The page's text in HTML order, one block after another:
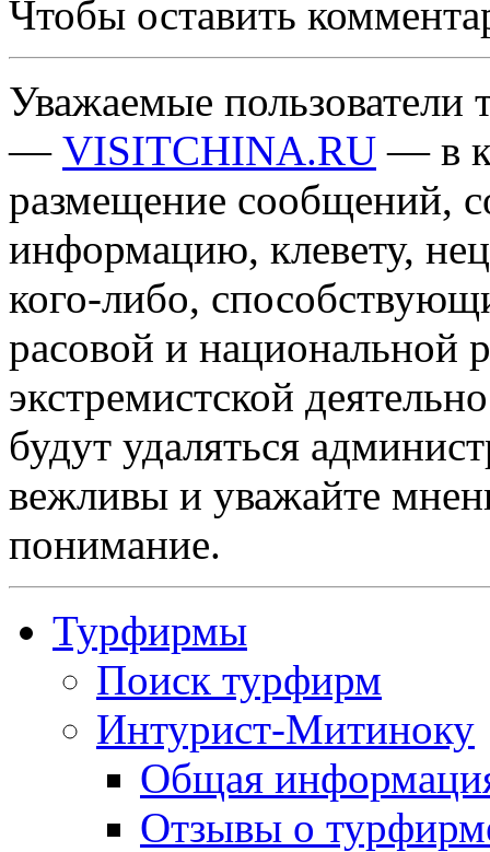
Чтобы оставить
Уважаемые пользователи
— VISITCHINA.RU — в
размещение сообщений,
информацию, клевету,
кого-либо,
расовой и национальной
экстремистской
будут удаляться
вежливы и уважайте
понимание.
Турфирмы
Поиск турфирм
Интурист-Митиноку
Общая
Отзывы о